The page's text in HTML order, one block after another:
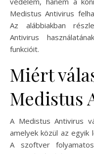
Medistus Antivirus
Az alábbiakban
Antivirus
funkcióit.
Miért
Medistus
A Medistus Antivirus
amelyek közül az egyik
A szoftver